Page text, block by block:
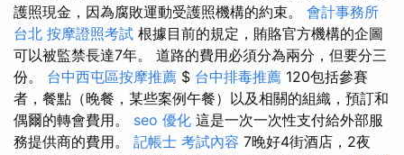
護照現金，因為腐敗運動受護照機構的約束。 會計事務所
台北 按摩證照考試 根據目前的規定，賄賂官方機構的企圖
可以被監禁長達7年。 道路的費用必須分為兩分，但要分三
份。 台中西屯區按摩推薦 $ 台中排毒推薦 120包括參賽
者，餐點（晚餐，某些案例午餐）以及相關的組織，預訂和
偶爾的轉會費用。 seo 優化 這是一次一次性支付給外部服
務提供商的費用。 記帳士 考試內容 7晚好4街酒店，2夜